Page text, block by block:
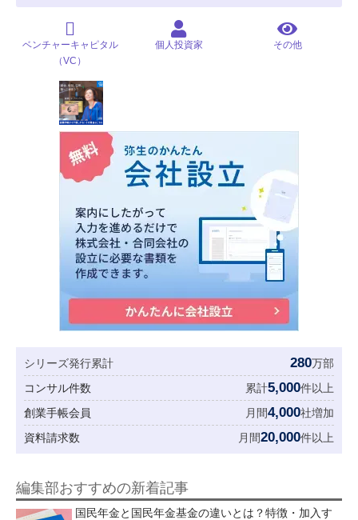
ベンチャーキャピタル
（VC）
個人投資家 その他
シリーズ発行累計 280万部
コンサル件数
累計5,000件以上
創業手帳会員
月間4,000社増加
資料請求数
月間20,000件以上
編集部おすすめの新着記事
国民年金と国民年金基金の違いとは？特徴・加入す